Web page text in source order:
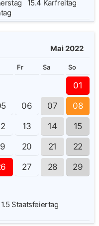
15.4 Karfreitag
Mai 2022
Fr Sa So
01
06 07 08
13 14 15
20 21 22
27 28 29
1.5 Staatsfeiertag